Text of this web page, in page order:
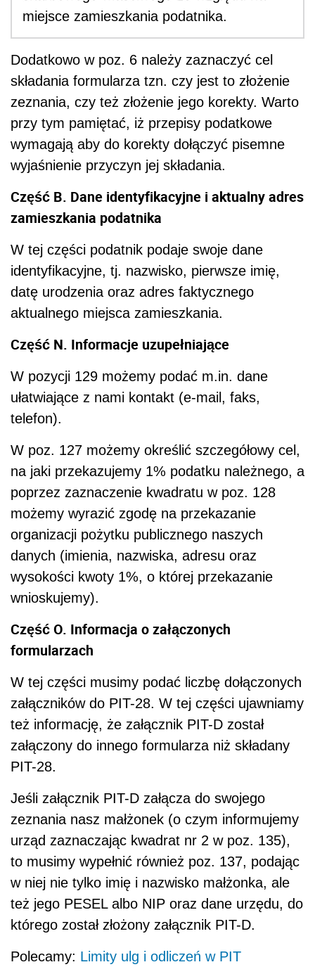
miejsce zamieszkania podatnika.
Dodatkowo w poz. 6 należy zaznaczyć cel
składania formularza tzn. czy jest to złożenie
zeznania, czy też złożenie jego korekty. Warto
przy tym pamiętać, iż przepisy podatkowe
wymagają aby do korekty dołączyć pisemne
wyjaśnienie przyczyn jej składania.
Część B. Dane identyfikacyjne i aktualny adres
zamieszkania podatnika
W tej części podatnik podaje swoje dane
identyfikacyjne, tj. nazwisko, pierwsze imię,
datę urodzenia oraz adres faktycznego
aktualnego miejsca zamieszkania.
Część N. Informacje uzupełniające
W pozycji 129 możemy podać m.in. dane
ułatwiające z nami kontakt (e-mail, faks,
telefon).
W poz. 127 możemy określić szczegółowy cel,
na jaki przekazujemy 1% podatku należnego, a
poprzez zaznaczenie kwadratu w poz. 128
możemy wyrazić zgodę na przekazanie
organizacji pożytku publicznego naszych
danych (imienia, nazwiska, adresu oraz
wysokości kwoty 1%, o której przekazanie
wnioskujemy).
Część O. Informacja o załączonych
formularzach
W tej części musimy podać liczbę dołączonych
załączników do PIT-28. W tej części ujawniamy
też informację, że załącznik PIT-D został
załączony do innego formularza niż składany
PIT-28.
Jeśli załącznik PIT-D załącza do swojego
zeznania nasz małżonek (o czym informujemy
urząd zaznaczając kwadrat nr 2 w poz. 135),
to musimy wypełnić również poz. 137, podając
w niej nie tylko imię i nazwisko małżonka, ale
też jego PESEL albo NIP oraz dane urzędu, do
którego został złożony załącznik PIT-D.
Polecamy: Limity ulg i odliczeń w PIT